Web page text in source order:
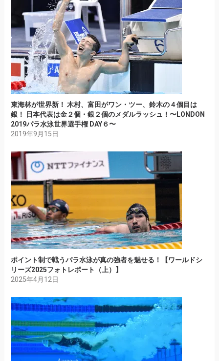
東海林が世界新！ 木村、富田がワン・ツー、鈴木の４個目は
銀！ 日本代表は金２個・銀２個のメダルラッシュ！〜LONDON
2019パラ水泳世界選手権 DAY６〜
2019年9月15日
ポイント制で戦うパラ水泳が真の強者を魅せる！【ワールドシ
リーズ2025フォトレポート（上）】
2025年4月12日